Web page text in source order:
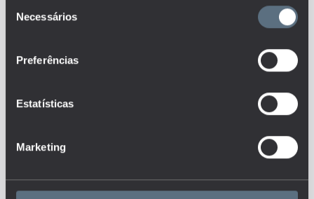
Necessários
Preferências
Estatísticas
Marketing
conjunto que responde às
(positivos ou negativos) da
tempo, os resultados de
Tags
EMPREGO